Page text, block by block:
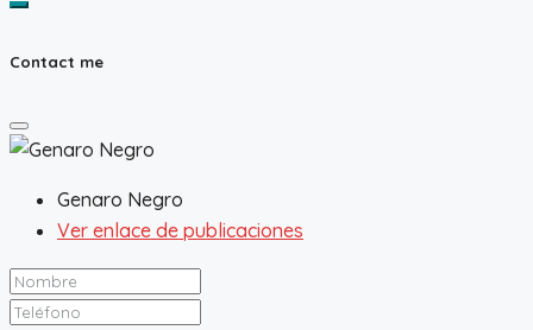
Contact me
Genaro Negro
Ver enlace de publicaciones